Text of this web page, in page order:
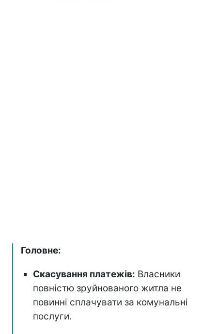
Головне:
Скасування платежів: Власники
повністю зруйнованого житла не
повинні сплачувати за комунальні
послуги.